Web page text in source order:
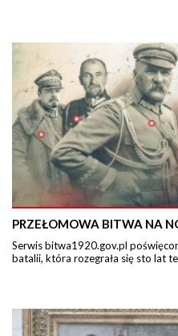
PRZEŁOMOWA BITWA NA
Serwis bitwa1920.gov.pl
batalii, która rozegrała się sto lat